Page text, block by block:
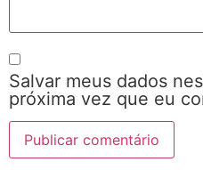
Salvar meus dados
próxima vez que eu